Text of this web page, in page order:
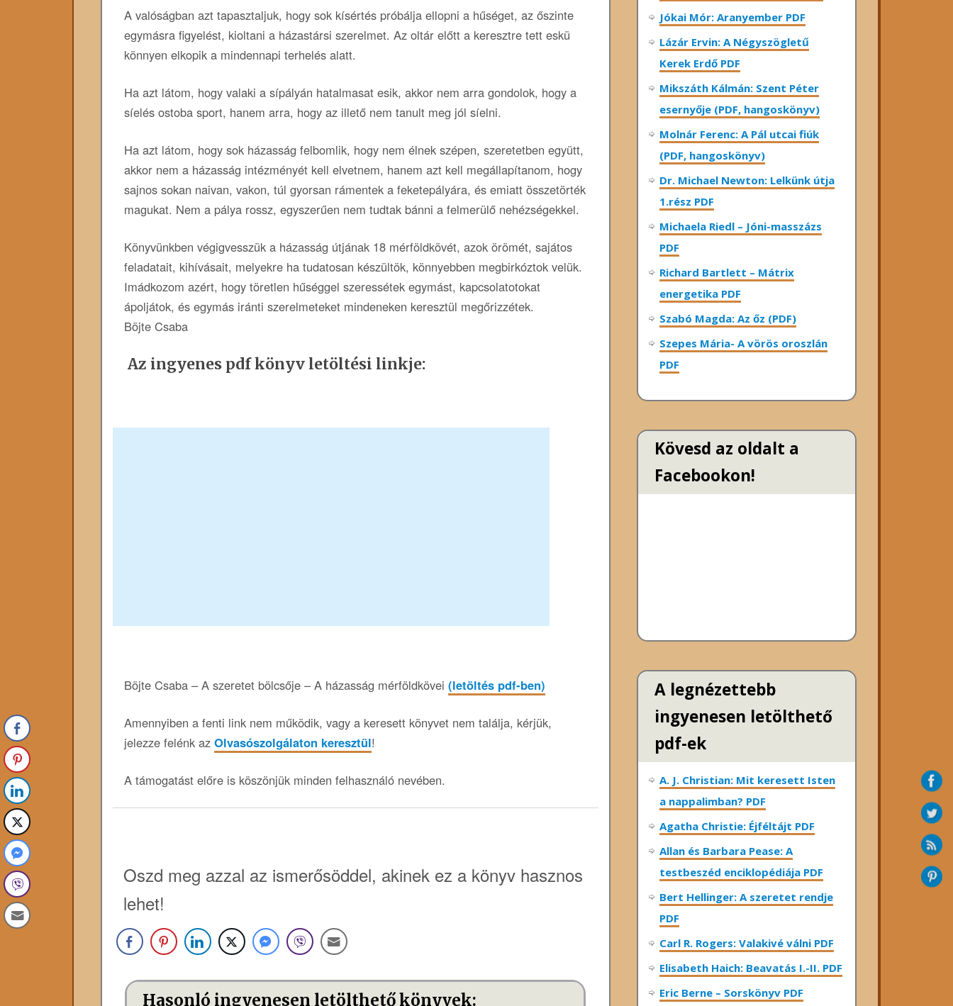
A valóságban azt tapasztaljuk, hogy sok kísértés próbálja ellopni a hűséget, az őszinte
egymásra figyelést, kioltani a házastársi szerelmet. Az oltár előtt a keresztre tett eskü
könnyen elkopik a mindennapi terhelés alatt.
Ha azt látom, hogy valaki a sípályán hatalmasat esik, akkor nem arra gondolok, hogy a
síelés ostoba sport, hanem arra, hogy az illető nem tanult meg jól síelni.
Ha azt látom, hogy sok házasság felbomlik, hogy nem élnek szépen, szeretetben együtt,
akkor nem a házasság intézményét kell elvetnem, hanem azt kell megállapítanom, hogy
sajnos sokan naivan, vakon, túl gyorsan rámentek a feketepályára, és emiatt összetörték
magukat. Nem a pálya rossz, egyszerűen nem tudtak bánni a felmerülő nehézségekkel.
Könyvünkben végigvesszük a házasság útjának 18 mérföldkövét, azok örömét, sajátos
feladatait, kihívásait, melyekre ha tudatosan készültök, könnyebben megbirkóztok velük.
Imádkozom azért, hogy töretlen hűséggel szeressétek egymást, kapcsolatotokat
ápoljátok, és egymás iránti szerelmeteket mindeneken keresztül megőrizzétek.
Böjte Csaba
Az ingyenes pdf könyv letöltési linkje:
Böjte Csaba – A szeretet bölcsője – A házasság mérföldkövei (letöltés pdf-ben)
Amennyiben a fenti link nem működik, vagy a keresett könyvet nem találja, kérjük,
jelezze felénk az Olvasószolgálaton keresztül!
A támogatást előre is köszönjük minden felhasználó nevében.
Oszd meg azzal az ismerősöddel, akinek ez a könyv hasznos
lehet!
Hasonló ingyenesen letölthető könyvek:
Jókai Mór: Aranyember PDF
Lázár Ervin: A Négyszögletű
Kerek Erdő PDF
Mikszáth Kálmán: Szent Péter
esernyője (PDF, hangoskönyv)
Molnár Ferenc: A Pál utcai fiúk
(PDF, hangoskönyv)
Dr. Michael Newton: Lelkünk útja
1.rész PDF
Michaela Riedl – Jóni-masszázs
PDF
Richard Bartlett – Mátrix
energetika PDF
Szabó Magda: Az őz (PDF)
Szepes Mária- A vörös oroszlán
PDF
Kövesd az oldalt a
Facebookon!
A legnézettebb
ingyenesen letölthető
pdf-ek
A. J. Christian: Mit keresett Isten
a nappalimban? PDF
Agatha Christie: Éjféltájt PDF
Allan és Barbara Pease: A
testbeszéd enciklopédiája PDF
Bert Hellinger: A ​szeretet rendje
PDF
Carl R. Rogers: Valakivé válni PDF
Elisabeth Haich: Beavatás I.-II. PDF
Eric Berne – Sorskönyv PDF